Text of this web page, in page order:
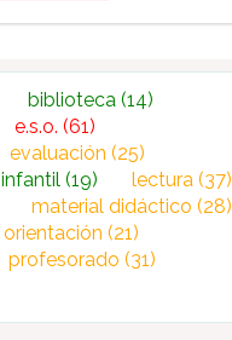
biblioteca(14)
e.s.o.(61)
evaluación(25)
infantil(19) lectura(37)
material didáctico(28)
orientación(21)
profesorado(31)